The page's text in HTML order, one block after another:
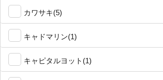
カワサキ(5)
キャドマリン(1)
キャピタルヨット(1)